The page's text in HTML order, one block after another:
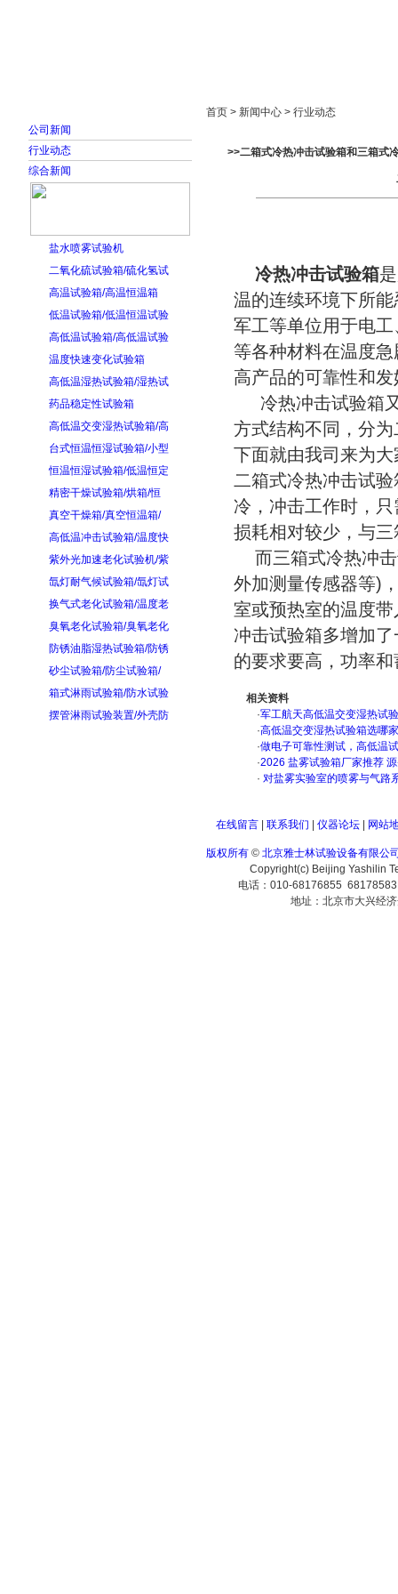
公司新闻
行业动态
综合新闻
盐水喷雾试验机
二氧化硫试验箱/硫化氢试
高温试验箱/高温恒温箱
低温试验箱/低温恒温试验
高低温试验箱/高低温试验
温度快速变化试验箱
高低温湿热试验箱/湿热试
药品稳定性试验箱
高低温交变湿热试验箱/高
台式恒温恒湿试验箱/小型
恒温恒湿试验箱/低温恒定
精密干燥试验箱/烘箱/恒
真空干燥箱/真空恒温箱/
高低温冲击试验箱/温度快
紫外光加速老化试验机/紫
氙灯耐气候试验箱/氙灯试
换气式老化试验箱/温度老
臭氧老化试验箱/臭氧老化
防锈油脂湿热试验箱/防锈
砂尘试验箱/防尘试验箱/
箱式淋雨试验箱/防水试验
摆管淋雨试验装置/外壳防
首页 > 新闻中心 > 行业动态
>>二箱式冷热冲击试验箱和三箱式
冷热冲击试验箱
温的连续环境下所
军工等单位用于电
等各种材料在温度
高产品的可靠性和
冷热冲击试验箱又
方式结构不同，分
下面就由我司来为
二箱式冷热冲击试
冷，冲击工作时，
损耗相对较少，与
而三箱式冷热冲击
外加测量传感器等)
室或预热室的温度
冲击试验箱多增加
的要求要高，功率
相关资料
·军工航天高低温交变湿热试
·高低温交变湿热试验箱选哪
·做电子可靠性测试，高低温
·2026 盐雾试验箱厂家推荐
· 对盐雾实验室的喷雾与气路
在线留言| 联系我们 仪器论坛| 网站
版权所有 © 北京雅士林试验设备有限公
Copyright(c) Beijing Yashilin
电话：010-68176855
地址：北京市大兴经